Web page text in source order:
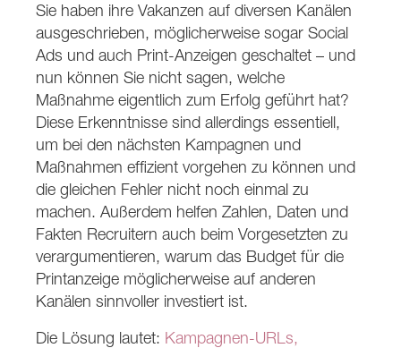
Sie haben ihre Vakanzen auf diversen Kanälen
ausgeschrieben, möglicherweise sogar Social
Ads und auch Print-Anzeigen geschaltet – und
nun können Sie nicht sagen, welche
Maßnahme eigentlich zum Erfolg geführt hat?
Diese Erkenntnisse sind allerdings essentiell,
um bei den nächsten Kampagnen und
Maßnahmen effizient vorgehen zu können und
die gleichen Fehler nicht noch einmal zu
machen. Außerdem helfen Zahlen, Daten und
Fakten Recruitern auch beim Vorgesetzten zu
verargumentieren, warum das Budget für die
Printanzeige möglicherweise auf anderen
Kanälen sinnvoller investiert ist.
Die Lösung lautet: Kampagnen-URLs,